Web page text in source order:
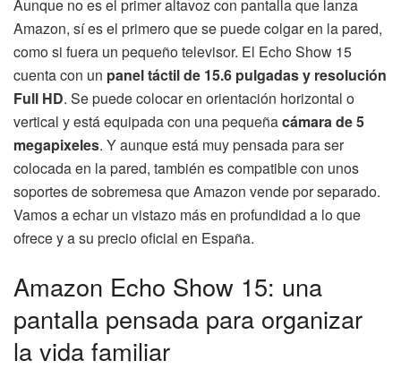
Aunque no es el primer altavoz con pantalla que lanza
Amazon, sí es el primero que se puede colgar en la pared,
como si fuera un pequeño televisor. El Echo Show 15
cuenta con un panel táctil de 15.6 pulgadas y resolución
Full HD. Se puede colocar en orientación horizontal o
vertical y está equipada con una pequeñacámara de 5
megapixeles. Y aunque está muy pensada para ser
colocada en la pared, también es compatible con unos
soportes de sobremesa que Amazon vende por separado.
Vamos a echar un vistazo más en profundidad a lo que
ofrece y a su precio oficial en España.
Amazon Echo Show 15: una
pantalla pensada para organizar
la vida familiar